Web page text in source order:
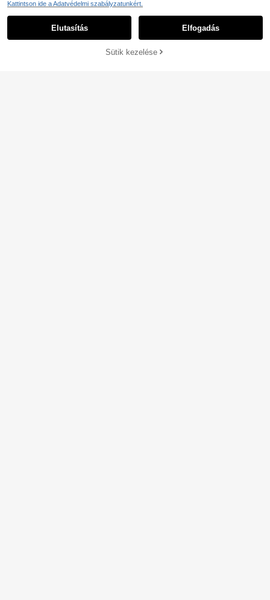
KOSÁRBA
Kattintson ide a Adatvédelmi szabályzatunkért.
Elutasítás Elfogadás
Sütik kezelése